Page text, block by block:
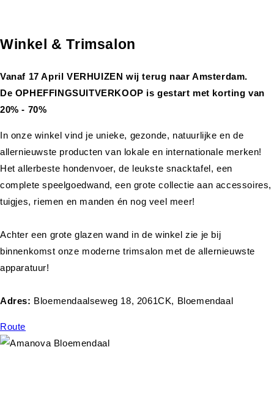
Winkel & Trimsalon
Vanaf 17 April VERHUIZEN wij terug naar Amsterdam.
De OPHEFFINGSUITVERKOOP is gestart met korting van
20% - 70%
In onze winkel vind je unieke, gezonde, natuurlijke en de
allernieuwste producten van lokale en internationale merken!
Het allerbeste hondenvoer, de leukste snacktafel, een
complete speelgoedwand, een grote collectie aan accessoires,
tuigjes, riemen en manden én nog veel meer!
Achter een grote glazen wand in de winkel zie je bij
binnenkomst onze moderne trimsalon met de allernieuwste
apparatuur!
Adres: Bloemendaalseweg 18, 2061CK, Bloemendaal
Route